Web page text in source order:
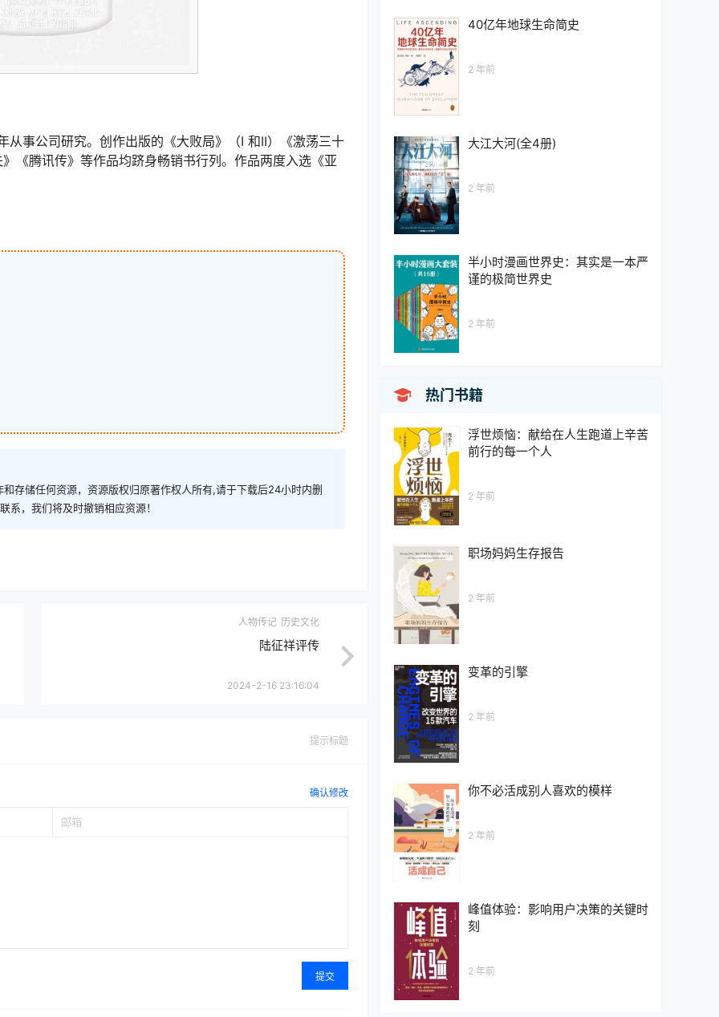
从事公司研究。创作出版的《大败局》（I 和II）《激荡三十
《腾讯传》等作品均跻身畅销书行列。作品两度入选《亚
存储任何资源，资源版权归原著作权人所有,请于下载后24小时内删
，我们将及时撤销相应资源！
人物传记 历史文化
陆征祥评传
2024-2-16 23:16:04
提示标题
确认修改
提交
40亿年地球生命简史
2 年前
大江大河(全4册)
2 年前
半小时漫画世界史：其实是一本严
谨的极简世界史
2 年前
 热门书籍
浮世烦恼：献给在人生跑道上辛苦
前行的每一个人
2 年前
职场妈妈生存报告
2 年前
变革的引擎
2 年前
你不必活成别人喜欢的模样
2 年前
峰值体验：影响用户决策的关键时
刻
2 年前